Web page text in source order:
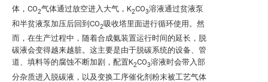
体，CO2气体通过放空进入大气，K2CO3溶液通过贫液泵
和半贫液泵加压后回到CO2吸收塔里面进行循环使用。然
而，在生产过程中，随着合成氨装置运行时间的延长，脱
碳液会变得越来越脏。这主要是由于脱碳系统的设备、管
道、填料等的腐蚀不断加剧，配置K2CO3溶液时会带入部
分杂质进入脱碳液，以及变换工序催化剂粉末被工艺气体